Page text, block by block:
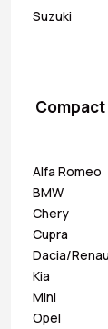
Suzuki
Compact
Alfa Romeo
BMW
Chery
Cupra
Dacia/
Kia
Mini
Opel